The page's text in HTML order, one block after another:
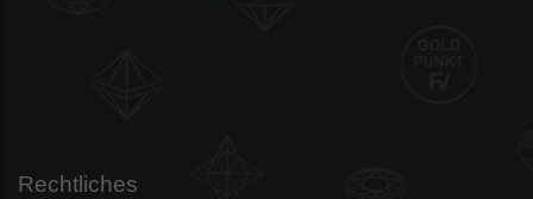
Rechtliches